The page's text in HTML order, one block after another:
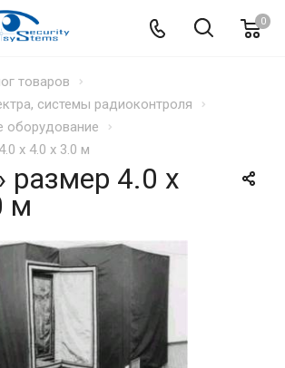
0
товаров
системы радиоконтроля
оборудование
х 4.0 х 3.0 м
размер 4.0 х
м